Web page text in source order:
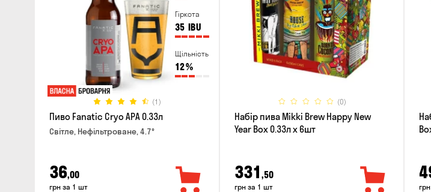
Гіркота
35 IBU
Щільність
12%
(1)
Пиво Fanatic Cryo APA 0.33л
Світле, Нефільтроване, 4.7°
36,00
грн за 1 шт
(0)
Набір пива Mikki Brew Happy New
Year Box 0.33л x 6шт
331 ,50
грн за 1 шт